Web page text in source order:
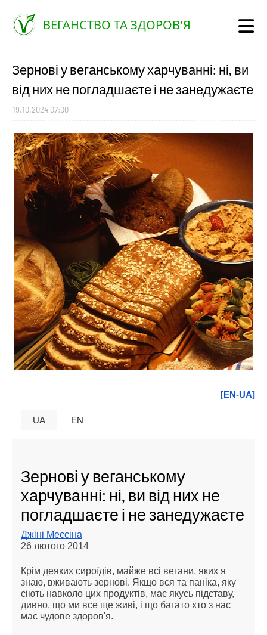
ВЕГАНСТВО ТА ЗДОРОВ'Я
Зернові у веганському харчуванні: ні, ви
від них не погладшаєте і не занедужаєте
19.10.2024 07:00
[EN-UA]
UA EN
Зернові у веганському
харчуванні: ні, ви від них не
погладшаєте і не занедужаєте
Джіні Мессіна
26 лютого 2014
Крім деяких сироїдів, майже всі вегани, яких я
знаю, вживають зернові. Якщо вся та паніка, яку
сіють навколо цих продуктів, має якусь підставу,
дивно, що ми все ще живі, і що багато хто з нас
має чудове здоров'я.